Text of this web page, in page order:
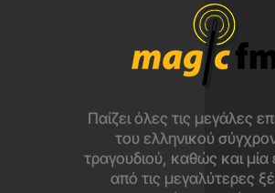
Παίζει όλες τις μεγάλες
του ελληνικού
τραγουδιού, καθώς και μία
από τις μεγαλύτερες